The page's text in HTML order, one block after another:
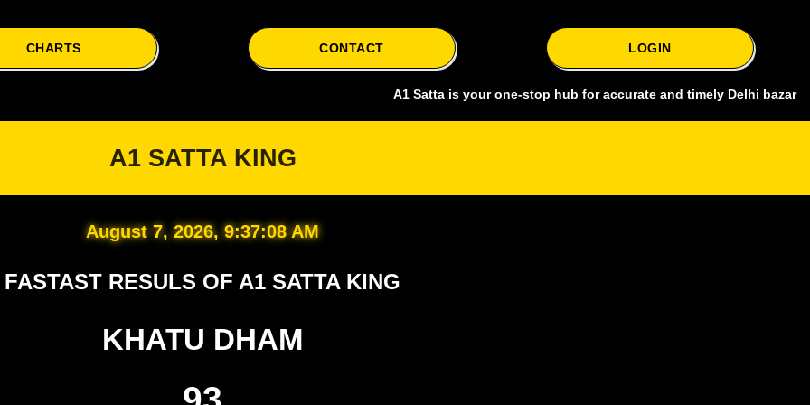
CHARTS CONTACT LOGIN
A1 Satta is your one-stop hub for accurate and timely Delhi bazar satta
A1 SATTA KING
August 7, 2026, 9:37:09 AM
FASTAST RESULS OF A1 SATTA KING
KHATU DHAM